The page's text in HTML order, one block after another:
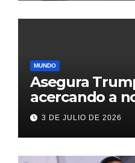
MUNDO
Asegura
acercando a
3 DE JULIO DE 2026